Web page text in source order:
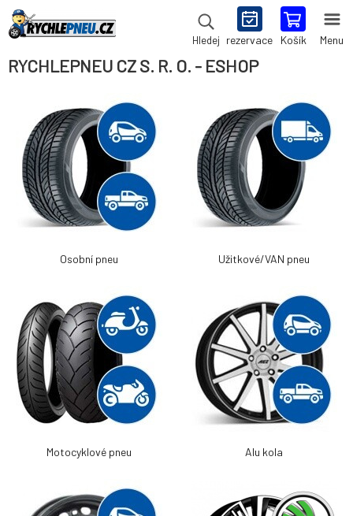
Hledej rezervace Košík Menu
RYCHLEPNEU CZ S. R. O. - ESHOP
Osobní pneu Užitkové/VAN pneu
Motocyklové pneu Alu kola